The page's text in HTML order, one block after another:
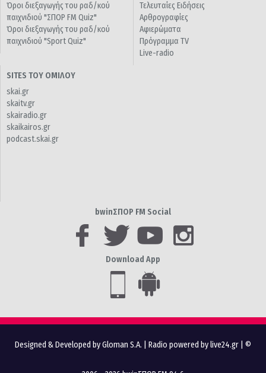
Όροι διεξαγωγής του ραδ/κού
παιχνιδιού "ΣΠΟΡ FM Quiz"
Όροι διεξαγωγής του ραδ/κού
παιχνιδιού "Sport Quiz"
Τελευταίες Ειδήσεις
Αρθρογραφίες
Αφιερώματα
Πρόγραμμα TV
Live-radio
SITES ΤΟΥ ΟΜΙΛΟΥ
skai.gr
skaitv.gr
skairadio.gr
skaikairos.gr
podcast.skai.gr
bwinΣΠΟΡ FM Social
Download App
Designed & Developed by Gloman S.A. Radio powered by live24.gr | ©